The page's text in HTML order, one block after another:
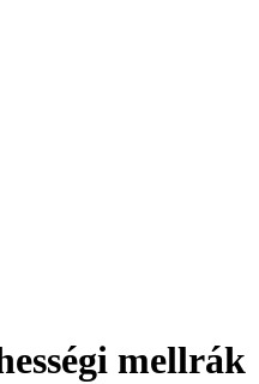
mellrák